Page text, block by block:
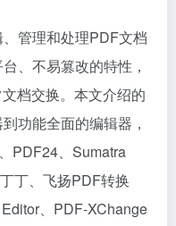
管理和处理PDF文档
、不易篡改的特性，
档交换。本文介绍的
功能全面的编辑器，
PDF24、Sumatra
丁、飞扬PDF转换
、PDF-XChange